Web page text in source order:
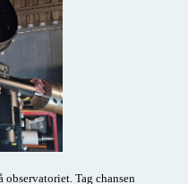
Tag chansen